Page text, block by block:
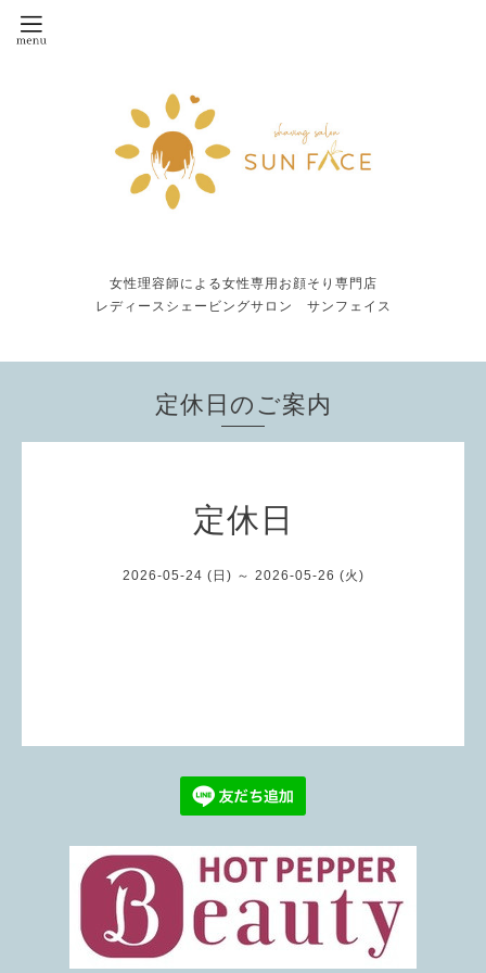
女性理容師による女性専用お顔そり専門店
レディースシェービングサロン サンフェイス
定休日のご案内
定休日
2026-05-24 (日) ～ 2026-05-26 (火)